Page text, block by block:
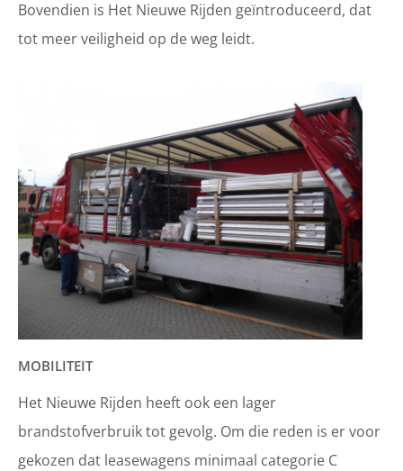
Bovendien is Het Nieuwe Rijden geïntroduceerd, dat
tot meer veiligheid op de weg leidt.
MOBILITEIT
Het Nieuwe Rijden heeft ook een lager
brandstofverbruik tot gevolg. Om die reden is er voor
gekozen dat leasewagens minimaal categorie C